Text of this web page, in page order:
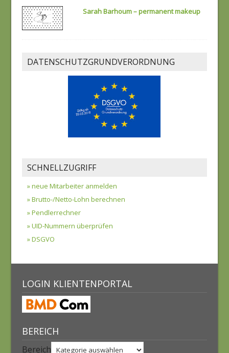
Sarah Barhoum – permanent makeup
DATENSCHUTZGRUNDVERORDNUNG
SCHNELLZUGRIFF
» neue Mitarbeiter anmelden
» Brutto-/Netto-Lohn berechnen
» Pendlerrechner
» UID-Nummern überprüfen
» DSGVO
LOGIN KLIENTENPORTAL
BEREICH
Bereich